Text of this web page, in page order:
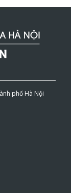
phố Hà Nội